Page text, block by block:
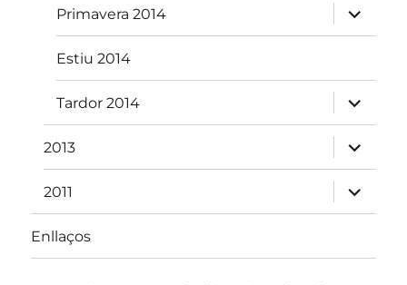
Primavera 2014
amplia
el
menú
Estiu 2014
Tardor 2014
amplia
el
menú
fill
2013
amplia
el
menú
fill
2011
amplia
el
menú
Enllaços